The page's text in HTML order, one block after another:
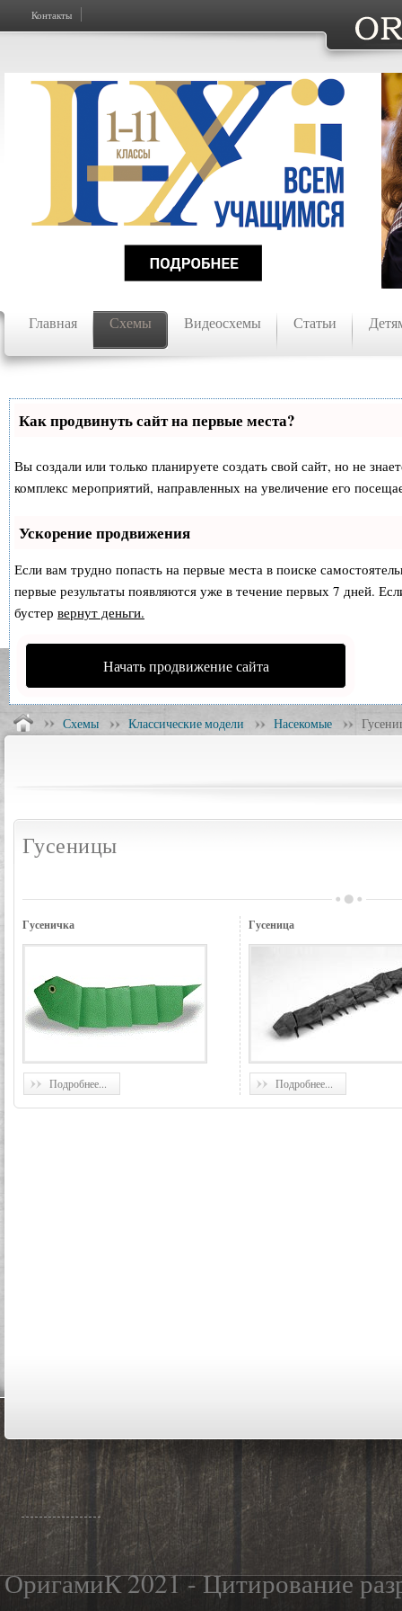
Контакты
Главная Схемы Видеосхемы Статьи
Как продвинуть сайт на первые места?
Вы создали или только планируете создать свой сайт, но не
комплекс мероприятий, направленных на увеличение его
Ускорение продвижения
Если вам трудно попасть на первые места в поиске
первые результаты появляются уже в течение первых 7 дней.
бустер вернут деньги.
Начать продвижение сайта
Схемы Классические модели Насекомые
Гусеницы
Гусеничка
Подробнее...
Гусеница
Подробнее...
ОригамиК 2021 - Цитирование